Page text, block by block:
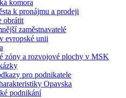
komora
k pronájmu a prodeji
obrátit
zaměstnavatelé
evropské unii
zóny a rozvojové plochy v MSK
pro podnikatele
Opavska
podnikání